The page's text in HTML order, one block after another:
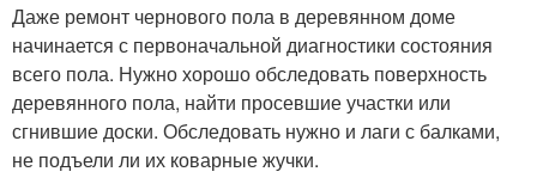
Даже ремонт чернового пола в деревянном доме
начинается с первоначальной диагностики состояния
всего пола. Нужно хорошо обследовать поверхность
деревянного пола, найти просевшие участки или
сгнившие доски. Обследовать нужно и лаги с балками,
не подъели ли их коварные жучки.